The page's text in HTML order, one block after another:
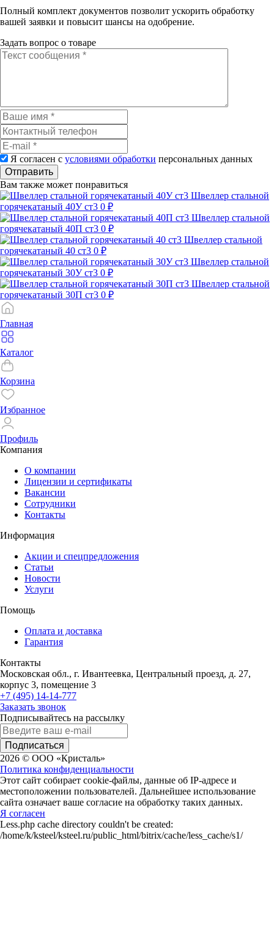
Полный комплект документов позволит ускорить обработку
вашей заявки и повысит шансы на одобрение.
Задать вопрос о товаре
Я согласен с условиями обработки персональных данных
Отправить
Вам также может понравиться
Швеллер стальной
горячекатаный 40У ст3 0 ₽
Швеллер стальной
горячекатаный 40П ст3 0 ₽
Швеллер стальной
горячекатаный 40 ст3 0 ₽
Швеллер стальной
горячекатаный 30У ст3 0 ₽
Швеллер стальной
горячекатаный 30П ст3 0 ₽
Главная
Каталог
Корзина
Избранное
Профиль
Компания
О компании
Лицензии и сертификаты
Вакансии
Сотрудники
Контакты
Информация
Акции и спецпредложения
Статьи
Новости
Услуги
Помощь
Оплата и доставка
Гарантия
Контакты
Московская обл., г. Ивантеевка, Центральный проезд, д. 27,
корпус 3, помещение 3
+7 (495) 14-14-777
Заказать звонок
Подписывайтесь на рассылку
Подписаться
2026 © ООО «Кристаль»
Политика конфиденциальности
Этот сайт собирает cookie-файлы, данные об IP-адресе и
местоположении пользователей. Дальнейшее использование
сайта означает ваше согласие на обработку таких данных.
Я согласен
Less.php cache directory couldn't be created:
/home/k/ksteel/ksteel.ru/public_html/bitrix/cache/less_cache/s1/